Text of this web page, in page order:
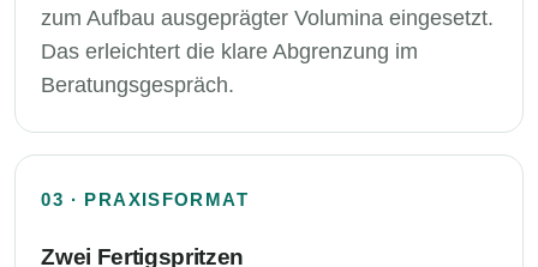
zum Aufbau ausgeprägter Volumina eingesetzt.
Das erleichtert die klare Abgrenzung im
Beratungsgespräch.
03 · PRAXISFORMAT
Zwei Fertigspritzen